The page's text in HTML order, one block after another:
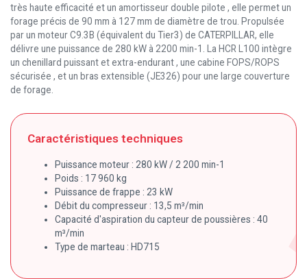
très haute efficacité et un amortisseur double pilote , elle permet un
forage précis de 90 mm à 127 mm de diamètre de trou Propulsée
par un moteur C9.3B (équivalent du Tier3) de CATERPILLAR, elle
délivre une puissance de 280 kW à 2200 min-1
La HCR L100 intègre
un chenillard puissant et extra-endurant, une cabine FOPS/ROPS
sécurisée , et un bras extensible (JE326) pour une large couverture
de forage.
Caractéristiques techniques
Puissance moteur : 280 kW / 2 200 min-1
Poids : 17 960 kg
Puissance de frappe : 23 kW
Débit du compresseur : 13,5 m³/min
Capacité d'aspiration du capteur de poussières : 40
m³/min
Type de marteau : HD715